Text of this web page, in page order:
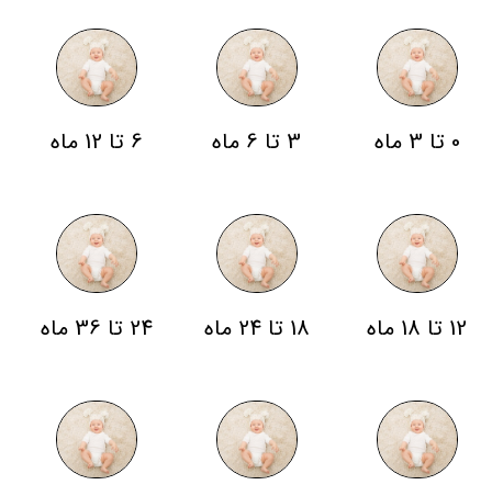
0 تا 3 ماه 3 تا 6 ماه 6 تا 12 ماه
12 تا 18 ماه 18 تا 24 ماه 24 تا 36 ماه